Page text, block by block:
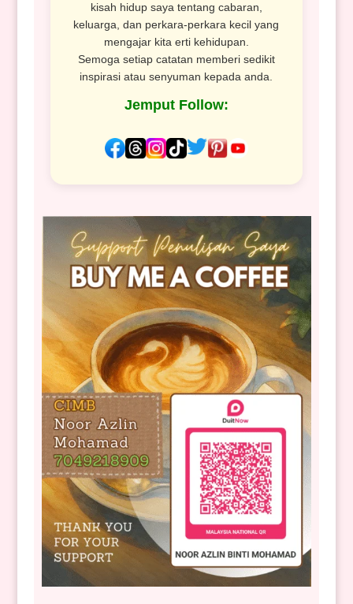
kisah hidup saya tentang cabaran,
keluarga, dan perkara-perkara kecil yang
mengajar kita erti kehidupan.
Semoga setiap catatan memberi sedikit
inspirasi atau senyuman kepada anda.
Jemput Follow: